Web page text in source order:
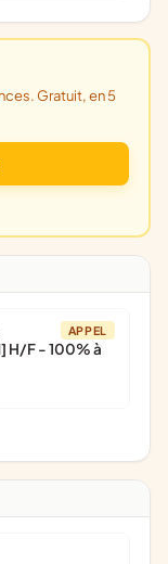
APPEL
H/F - 100% à